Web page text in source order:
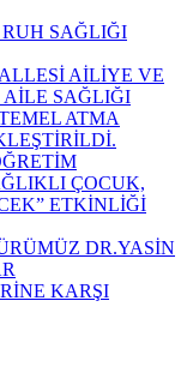
SAĞLIĞI
AİLİYE VE
AİLE SAĞLIĞI
ATMA
ÇOCUK,
ETKİNLİĞİ
DR.YASİN
KARŞI